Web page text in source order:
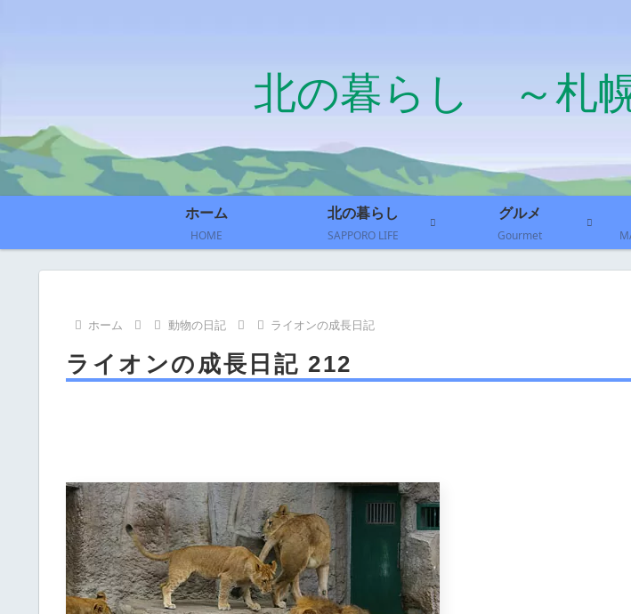
北の暮らし ～札
ホーム
HOME
北の暮らし
SAPPORO LIFE
グルメ
Gourmet
ホーム 動物の日記 ライオンの成長日記
ライオンの成長日記 212